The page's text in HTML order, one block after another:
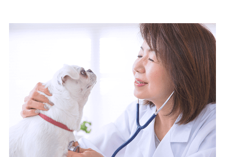
のため
各種お問い合わせに対応するため
10.受託業務の 個人情報
受託業務の遂行およびこれらに準ずる業務の遂行のため
11.マイカー通勤管理クラウド並びに法人向けASPサー
ビスに関してのお問い合わせ情報
各種お問い合わせに対応するため